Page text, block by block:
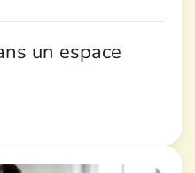
un espace